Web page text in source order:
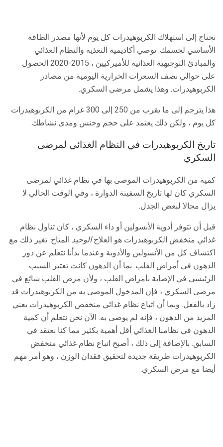
تحتاج إلى استهلاك الكربوهيدرات كل يوم لأنها مصدر الطاقة
الأساسي لجسمك. توصي أكاديمية التغذية والنظام الغذائي
والمبادئ التوجيهية الغذائية للأميركيين ، 2015-2020 الحصول
على حوالي نصف السعرات الحرارية اليومية من مصادر
الكربوهيدرات. وهذا يشمل مرضى السكري.
هذا يترجم إلى ما يقرب من 250 إلى 300 غرام من الكربوهيدرات
كل يوم ، ولكن ذلك يعتمد على حجم وجنس ومدى نشاطك.
تاريخ الكربوهيدرات في النظام الغذائي لمرضى
السكري
كمية من الكربوهيدرات الموصى بها في نظام غذائي لمرضى
السكري كان لها تاريخ السفينة الدوارة ، وفي الوقت الحالي لا
يزال مجالا لبعض الجدل.
قبل أن تتوفر أدوية الأنسولين أو داء السكري ، كان تناول نظام
غذائي منخفض الكربوهيدرات هو العلاجالوحيد المتاح. تغير ذلك مع
اكتشاف كل من الأنسولين والأدوية وعندما بدأنا نتعلم عن دور
الدهون في أمراض القلب. بما أن الدهون كانت تعتبر السبب
الرئيسي في الإصابة بأمراض القلب ، ولأن مرض القلب شائع في
مرضى السكري ، فإن المدخول الموصى به من الكربوهيدرات قد
زاد بالفعل. وبما أن اتباع نظام غذائي منخفض الكربوهيدرات يعني
المزيد من الدهون ، فإنه لم يوصى به. الآن نحن نتعلم أن كمية
الدهون في نظامنا الغذائي أقل أهمية بكثير مما كنا نعتقد في
السابق. بالإضافة إلى ذلك ، أصبح اتباع نظام غذائي منخفض
الكربوهيدرات طريقة جديدة لتحقيق فقدان الوزن ، وهو أمر مهم
أيضا مع مرض السكري.